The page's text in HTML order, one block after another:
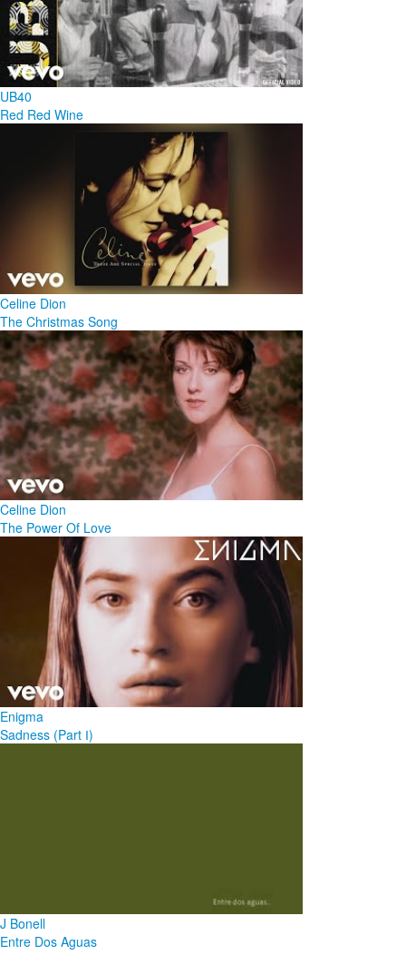
UB40
Red Red Wine
Celine Dion
The Christmas Song
Celine Dion
The Power Of Love
Enigma
Sadness (Part І)
J Bonell
Entre Dos Aguas